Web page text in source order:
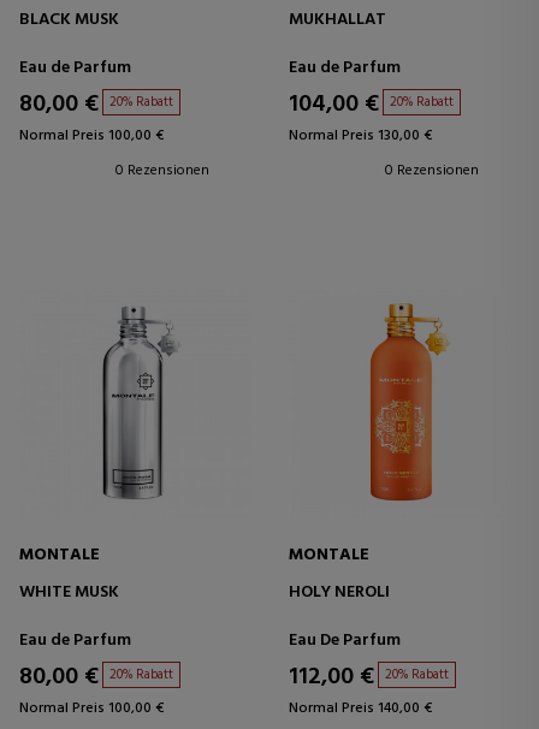
BLACK MUSK
Eau de Parfum
80,00 € 20% Rabatt
Normal Preis 100,00 €
0 Rezensionen
MUKHALLAT
Eau de Parfum
104,00 € 20% Rabatt
Normal Preis 130,00 €
0 Rezensionen
MONTALE
WHITE MUSK
Eau de Parfum
80,00 € 20% Rabatt
Normal Preis 100,00 €
MONTALE
HOLY NEROLI
Eau De Parfum
112,00 € 20% Rabatt
Normal Preis 140,00 €